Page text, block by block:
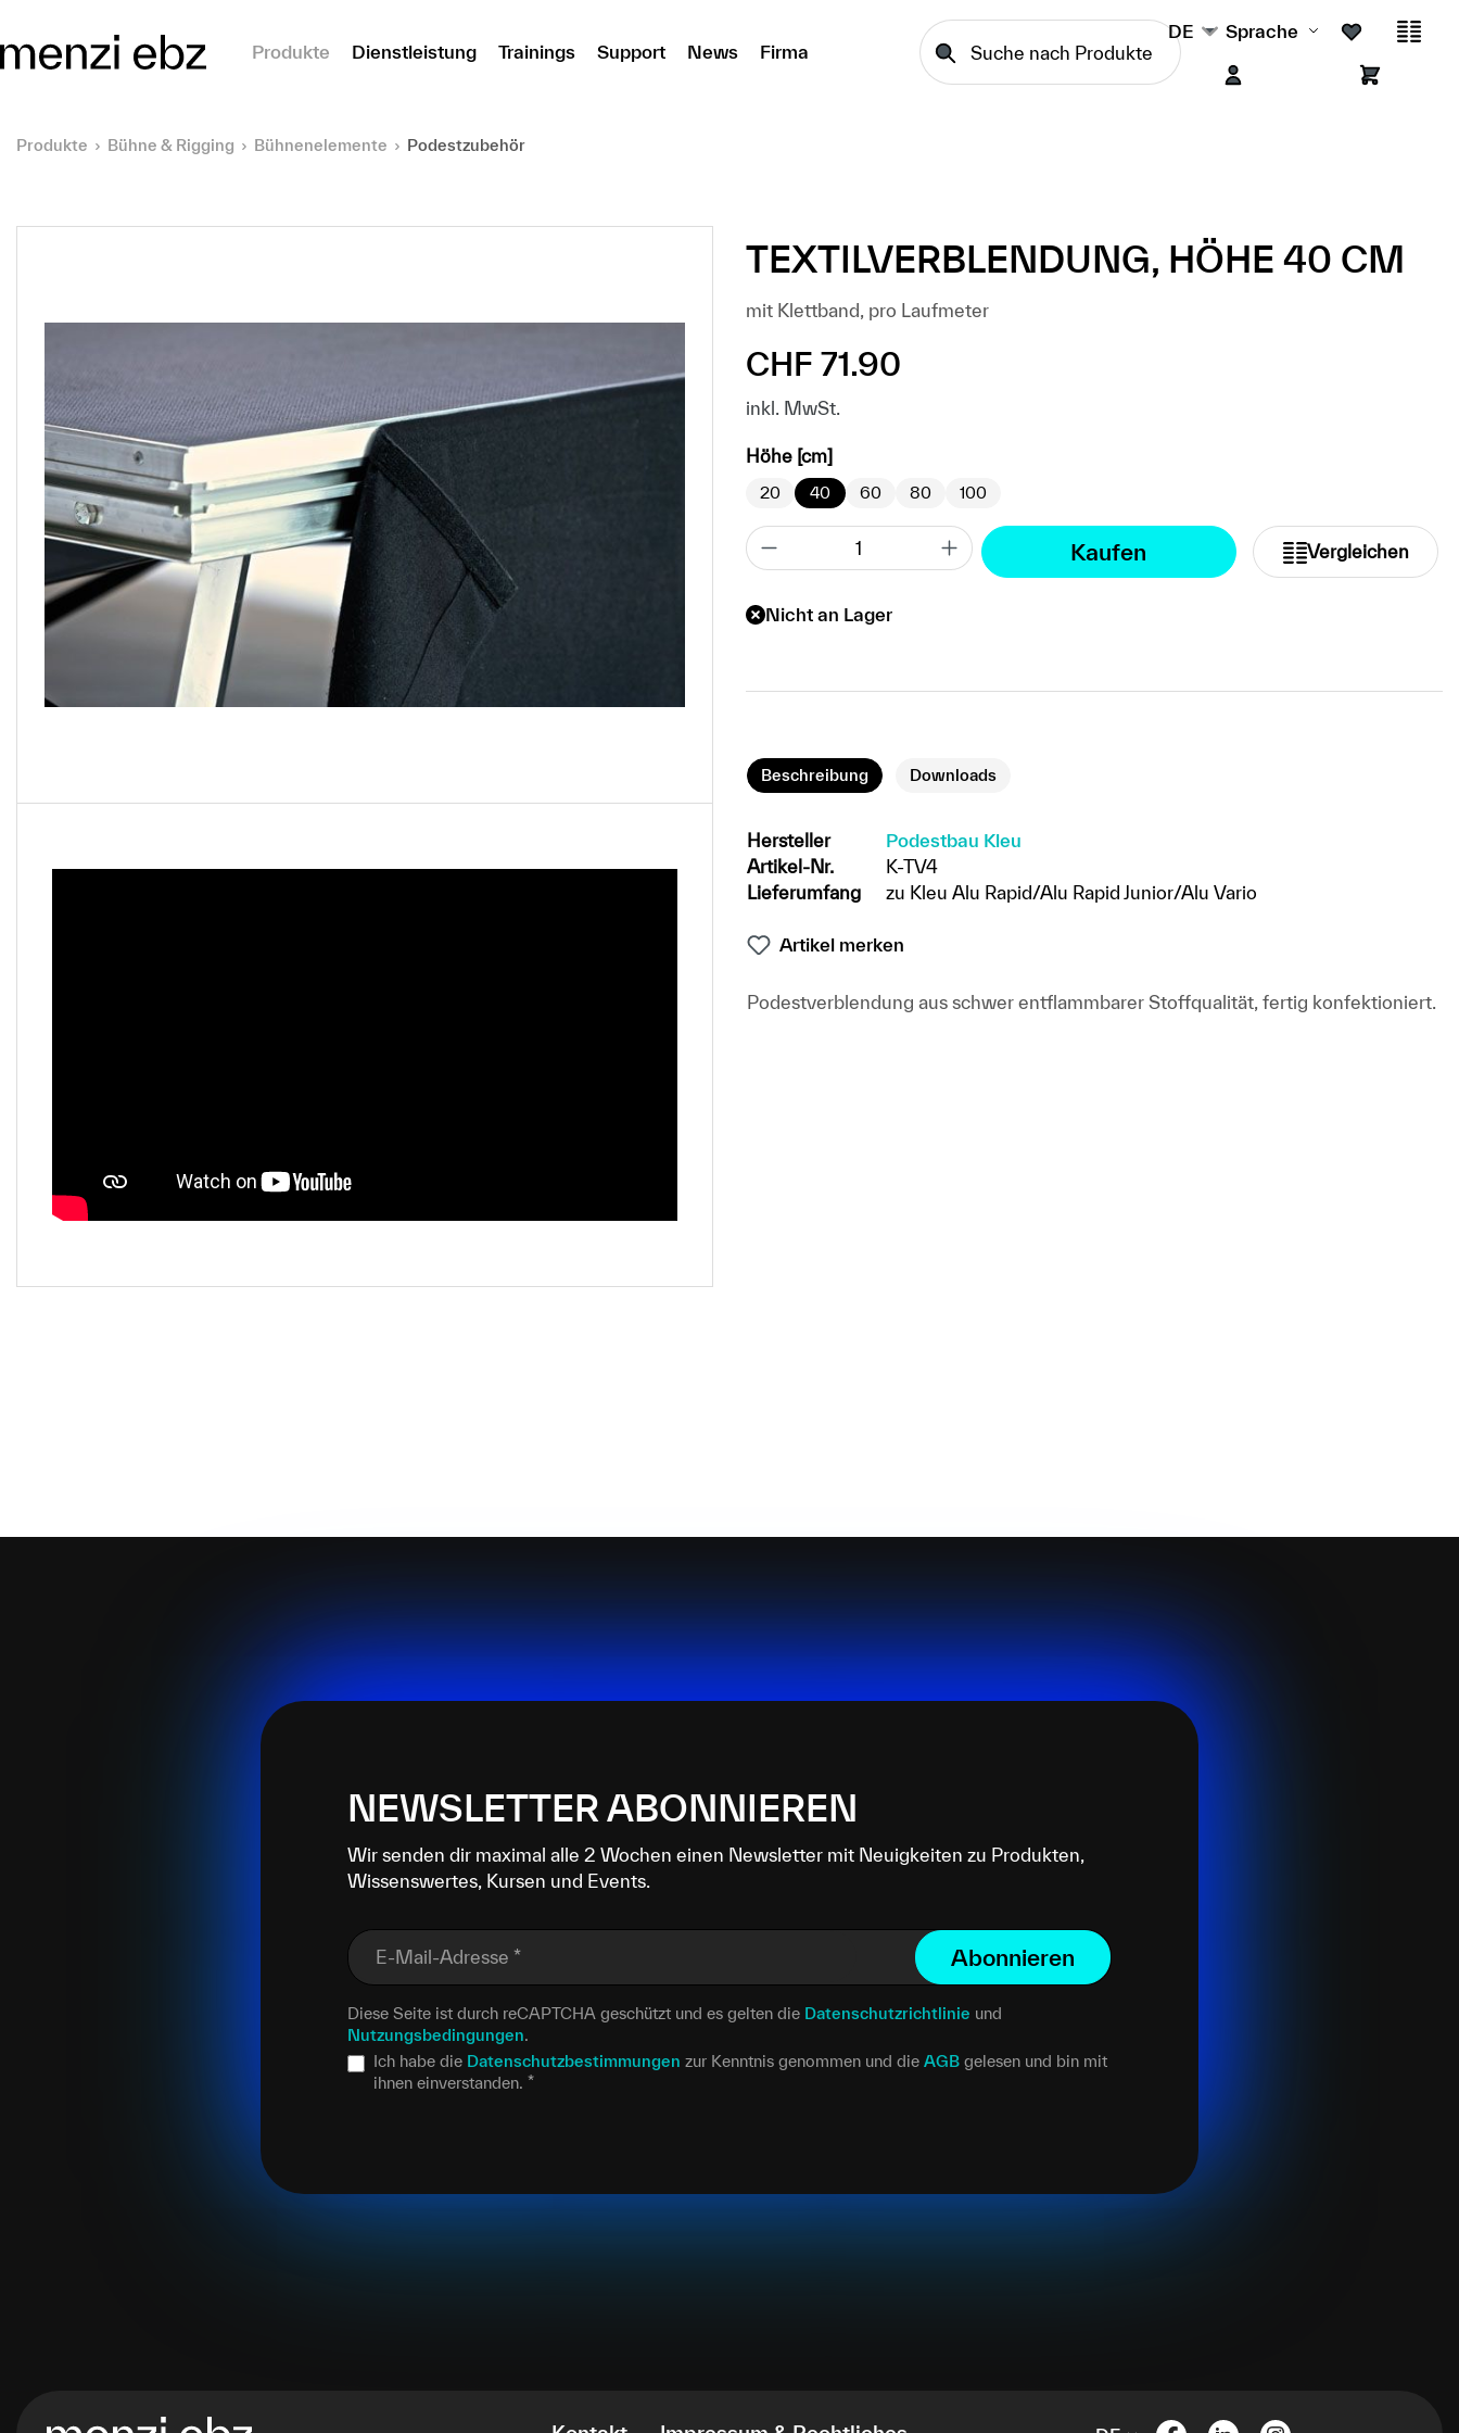
Produkte
Dienstleistung Trainings Support News Firma
DE Sprache
Produkte Bühne & Rigging Bühnenelemente Podestzubehör
TEXTILVERBLENDUNG, HÖHE 40 CM
mit Klettband, pro Laufmeter
Regulärer Preis:
CHF 71.90
inkl. MwSt.
Höhe [cm]auswählen
20 40 60 80 100
Kaufen Vergleichen
Nicht an Lager
Beschreibung Downloads
Hersteller
Podestbau Kleu
Artikel-Nr.
K-TV4
Lieferumfang
zu Kleu Alu Rapid/Alu Rapid Junior/Alu Vario
Artikel merken
Podestverblendung aus schwer entflammbarer Stoffqualität, fertig konfektioniert.
NEWSLETTER ABONNIEREN
Wir senden dir maximal alle 2 Wochen einen Newsletter mit Neuigkeiten zu Produkten,
Wissenswertes, Kursen und Events.
E-Mail-Adresse * Abonnieren
Diese Seite ist durch reCAPTCHA geschützt und es gelten die Datenschutzrichtlinie und
Nutzungsbedingungen.
Ich habe die Datenschutzbestimmungen zur Kenntnis genommen und die AGB gelesen und bin mit
ihnen einverstanden. *